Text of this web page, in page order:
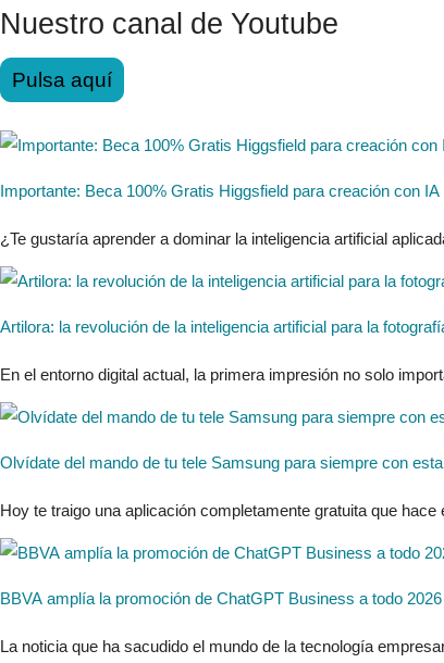
Nuestro canal de Youtube
Pulsa aquí
Importante: Beca 100% Gratis Higgsfield para creación con IA
¿Te gustaría aprender a dominar la inteligencia artificial
Artilora: la revolución de la inteligencia artificial para la
En el entorno digital actual, la primera impresión no solo
Olvídate del mando de tu tele Samsung para siempre con
Hoy te traigo una aplicación completamente gratuita que
BBVA amplía la promoción de ChatGPT Business a todo
La noticia que ha sacudido el mundo de la tecnología